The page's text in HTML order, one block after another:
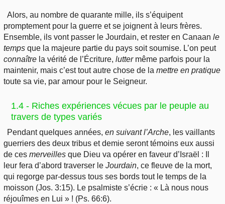
Alors, au nombre de quarante mille, ils s’équipent
promptement pour la guerre et se joignent à leurs frères.
Ensemble, ils vont passer le Jourdain, et rester en Canaan le
temps que la majeure partie du pays soit soumise. L’on peut
connaître la vérité de l’Écriture, luttermême parfois pour la
maintenir, mais c’est tout autre chose de la mettre en pratique
toute sa vie, par amour pour le Seigneur.
1.4 - Riches expériences vécues par le peuple au
travers de types variés
Pendant quelques années,en suivant l’Arche, les vaillants
guerriers des deux tribus et demie seront témoins eux aussi
de ces merveilles que Dieu va opérer en faveur d’Israël : Il
leur fera d’abord traverser le Jourdain, ce fleuve de la mort,
qui regorge par-dessus tous ses bords tout le temps de la
moisson (Jos. 3:15). Le psalmiste s’écrie : « Là nous nous
réjouîmes en Lui » ! (Ps. 66:6).